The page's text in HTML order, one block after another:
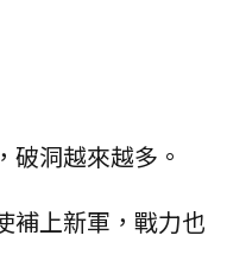
破洞越來越多。
補上新軍，戰力也